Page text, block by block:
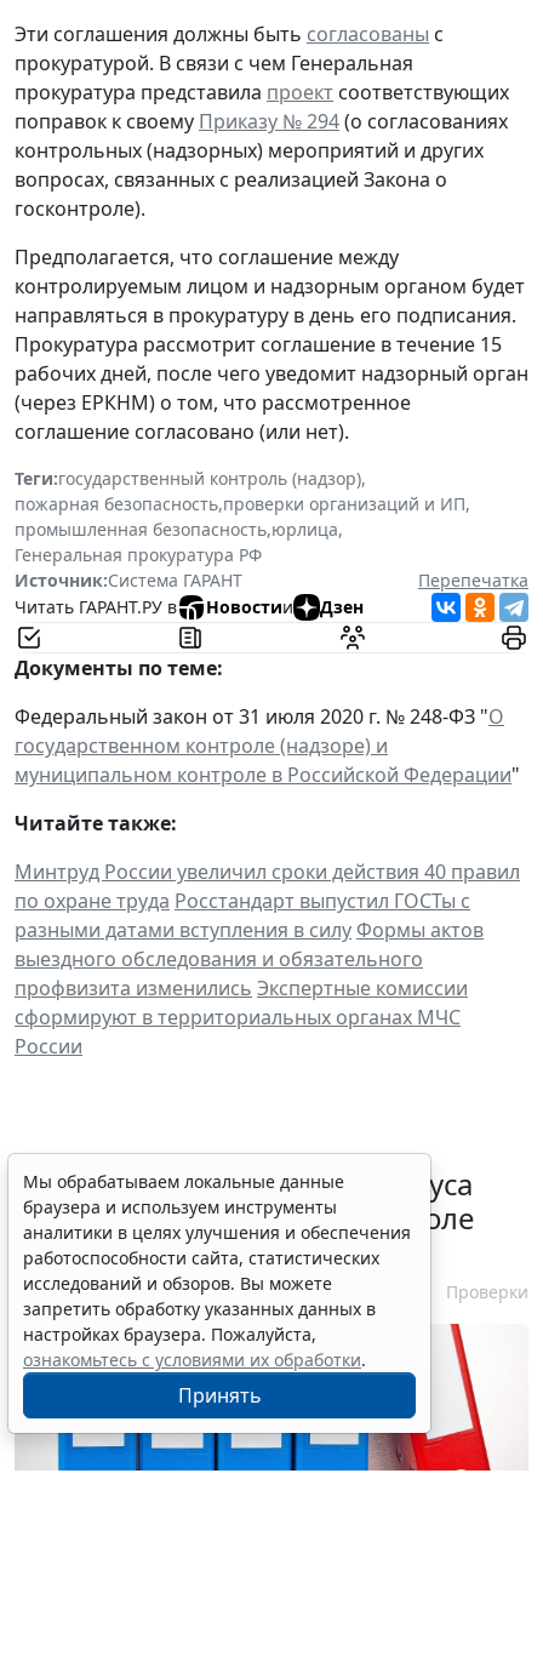
Эти соглашения должны быть согласованы с
прокуратурой. В связи с чем Генеральная
прокуратура представила проект соответствующих
поправок к своему Приказу № 294(о согласованиях
контрольных (надзорных) мероприятий и других
вопросах, связанных с реализацией Закона о
госконтроле).
Предполагается, что соглашение между
контролируемым лицом и надзорным органом будет
направляться в прокуратуру в день его подписания.
Прокуратура рассмотрит соглашение в течение 15
рабочих дней, после чего уведомит надзорный орган
(через ЕРКНМ) о том, что рассмотренное
соглашение согласовано (или нет).
Теги:государственный контроль (надзор),
пожарная безопасность,проверки организаций и ИП,
промышленная безопасность,юрлица,
Генеральная прокуратура РФ
Источник:Система ГАРАНТ
Перепечатка
Читать ГАРАНТ.РУ в
Новостии Дзен
Документы по теме:
Федеральный закон от 31 июля 2020 г. № 248-ФЗ "О
государственном контроле (надзоре) и
муниципальном контроле в Российской Федерации"
Читайте также:
Минтруд России увеличил сроки действия 40 правил
по охране труда Росстандарт выпустил ГОСТы с
разными датами вступления в силуФормы актов
выездного обследования и обязательного
профвизита изменились Экспертные комиссии
сформируют в территориальных органах МЧС
России
Порядок подтверждения статуса
эксперта в законе о госконтроле
скорректировали
7 августа 2026 15:57 Проверки
Мы обрабатываем локальные данные
браузера и используем инструменты
аналитики в целях улучшения и обеспечения
работоспособности сайта, статистических
исследований и обзоров. Вы можете
запретить обработку указанных данных в
настройках браузера. Пожалуйста,
ознакомьтесь с условиями их обработки.
Принять